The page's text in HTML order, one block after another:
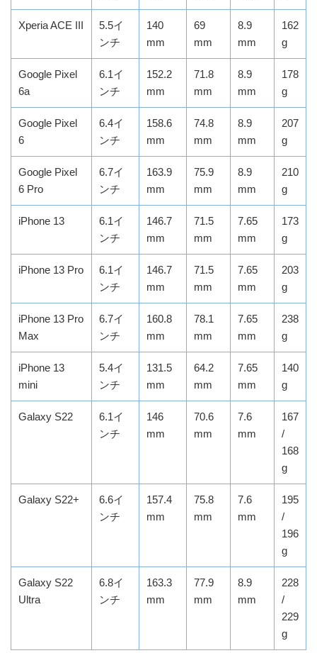
Xperia ACE III
5.5イ
ンチ
140
mm
69
mm
8.9
mm
162
g
Google Pixel
6a
6.1イ
ンチ
152.2
mm
71.8
mm
8.9
mm
178
g
Google Pixel
6
6.4イ
ンチ
158.6
mm
74.8
mm
8.9
mm
207
g
Google Pixel
6 Pro
6.7イ
ンチ
163.9
mm
75.9
mm
8.9
mm
210
g
iPhone 13
6.1イ
ンチ
146.7
mm
71.5
mm
7.65
mm
173
g
iPhone 13 Pro
6.1イ
ンチ
146.7
mm
71.5
mm
7.65
mm
203
g
iPhone 13 Pro
Max
6.7イ
ンチ
160.8
mm
78.1
mm
7.65
mm
238
g
iPhone 13
mini
5.4イ
ンチ
131.5
mm
64.2
mm
7.65
mm
140
g
Galaxy S22
6.1イ
ンチ
146
mm
70.6
mm
7.6
mm
167
/
168
g
Galaxy S22+
6.6イ
ンチ
157.4
mm
75.8
mm
7.6
mm
195
/
196
g
Galaxy S22
Ultra
6.8イ
ンチ
163.3
mm
77.9
mm
8.9
mm
228
/
229
g